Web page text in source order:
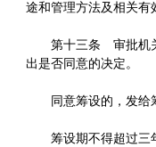
途和管理方法及相关
第十三条 审批机关
出是否同意的决定。
同意筹设的，发给
筹设期不得超过三